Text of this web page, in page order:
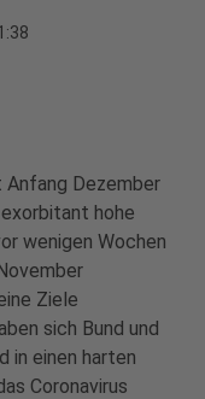
Dezember
hohe
wenigen Wochen
Ziele
sich Bund und
in einen harten
Coronavirus